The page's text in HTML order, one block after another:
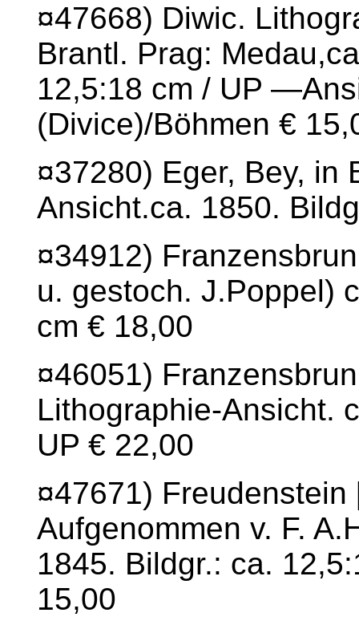
¤47668) Diwic.
Brantl. Prag:
12,5:18 cm / UP
(Divice)/Böhmen €
¤37280) Eger, Bey, in
Ansicht.ca. 1850.
¤34912)
u. gestoch. J.Poppel)
cm € 18,00
¤46051)
Lithographie-Ansicht.
UP € 22,00
¤47671)
Aufgenommen v. F.
1845. Bildgr.: ca.
15,00